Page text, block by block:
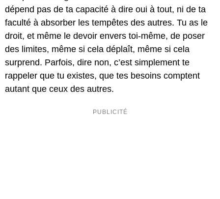
dépend pas de ta capacité à dire oui à tout, ni de ta
faculté à absorber les tempêtes des autres. Tu as le
droit, et même le devoir envers toi-même, de poser
des limites, même si cela déplaît, même si cela
surprend. Parfois, dire non, c’est simplement te
rappeler que tu existes, que tes besoins comptent
autant que ceux des autres.